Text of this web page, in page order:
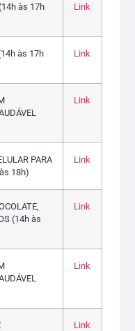
às 17h
Link
às 17h
Link
Link
PARA
18h)
Link
(14h às
Link
Link
Link